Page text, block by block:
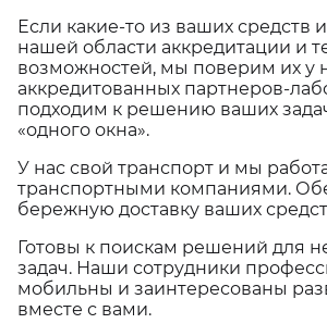
Если какие-то из ваших средств
нашей области аккредитации и
возможностей, мы поверим их у
аккредитованных партнеров-
подходим к решению ваших
«одного окна».
У нас свой транспорт и мы
транспортными компаниями.
бережную доставку ваших
Готовы к поискам решений для
задач. Наши сотрудники
мобильны и заинтересованы
вместе с вами.